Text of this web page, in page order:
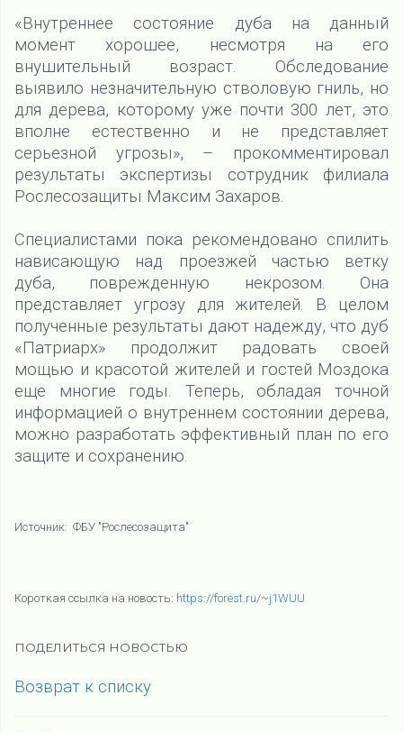
«Внутреннее состояние дуба на данный
момент хорошее, несмотря на его
внушительный возраст. Обследование
выявило незначительную стволовую гниль, но
для дерева, которому уже почти 300 лет, это
вполне естественно и не представляет
серьезной угрозы», – прокомментировал
результаты экспертизы сотрудник филиала
Рослесозащиты Максим Захаров.
Специалистами пока рекомендовано спилить
нависающую над проезжей частью ветку
дуба, поврежденную некрозом. Она
представляет угрозу для жителей. В целом
полученные результаты дают надежду, что дуб
«Патриарх» продолжит радовать своей
мощью и красотой жителей и гостей Моздока
еще многие годы. Теперь, обладая точной
информацией о внутреннем состоянии дерева,
можно разработать эффективный план по его
защите и сохранению.
Источник: ФБУ "Рослесозащита"
Короткая ссылка на новость: https://forest.ru/~j1WUU
ПОДЕЛИТЬСЯ НОВОСТЬЮ
Возврат к списку